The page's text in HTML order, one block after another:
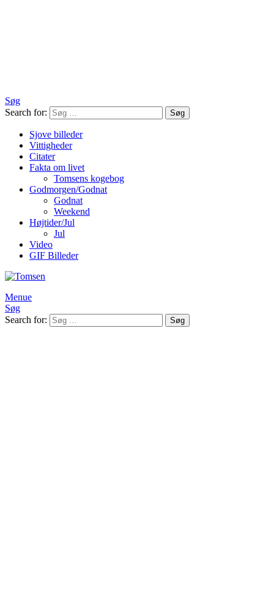
Søg
Search for:
Søg
Sjove billeder
Vittigheder
Citater
Fakta om livet
Tomsens kogebog
Godmorgen/Godnat
Godnat
Weekend
Højtider/Jul
Jul
Video
GIF Billeder
Menue
Søg
Search for:
Søg